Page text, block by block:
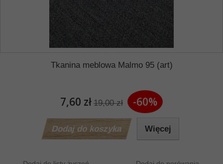
Tkanina meblowa Malmo 95 (art)
7,60 zł 19,00 zł -60%
Dodaj do koszyka Więcej